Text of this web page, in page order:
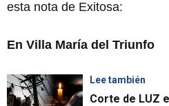
esta nota de Exitosa:
En Villa María del Triunfo
Lee también
Corte de LUZ